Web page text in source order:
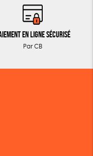
en ligne sécurisé
Par CB